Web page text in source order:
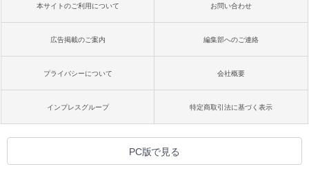
本サイトのご利用について お問い合わせ
広告掲載のご案内 編集部へのご連絡
プライバシーについて 会社概要
インプレスグループ 特定商取引法に基づく表示
PC版で見る